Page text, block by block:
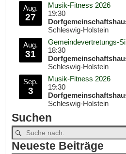
Aug.
27
Musik-Fitness 2026
19:30
Schleswig-Holstein
Aug.
31
Gemeindevertretungs-
18:30
Schleswig-Holstein
Sep.
3
Musik-Fitness 2026
19:30
Schleswig-Holstein
Suchen
Neueste Beiträge